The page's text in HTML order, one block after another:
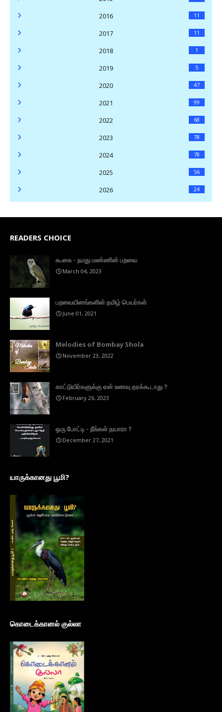
2016 11
2017 11
2018 1
2019 5
2020 47
2021 99
2022 68
2023 78
2024 78
2025 56
2026 24
READERS CHOICE
கூகை - நமது மண்ணின் பறவை
March 04, 2023
பறவையினங்களின் தமிழ் பெயர்கள்
June 01, 2021
Melodies of Bombay Shola
November 23, 2022
காட்டுயிர்களுக்கு ஏன் உணவு தரக்கூடாது ?
February 26, 2023
ஒரு போட்டி - நீங்கள் தயாரா ?
December 27, 2021
யாருக்கானது பூமி?
கொடைக்கானல் குல்லா